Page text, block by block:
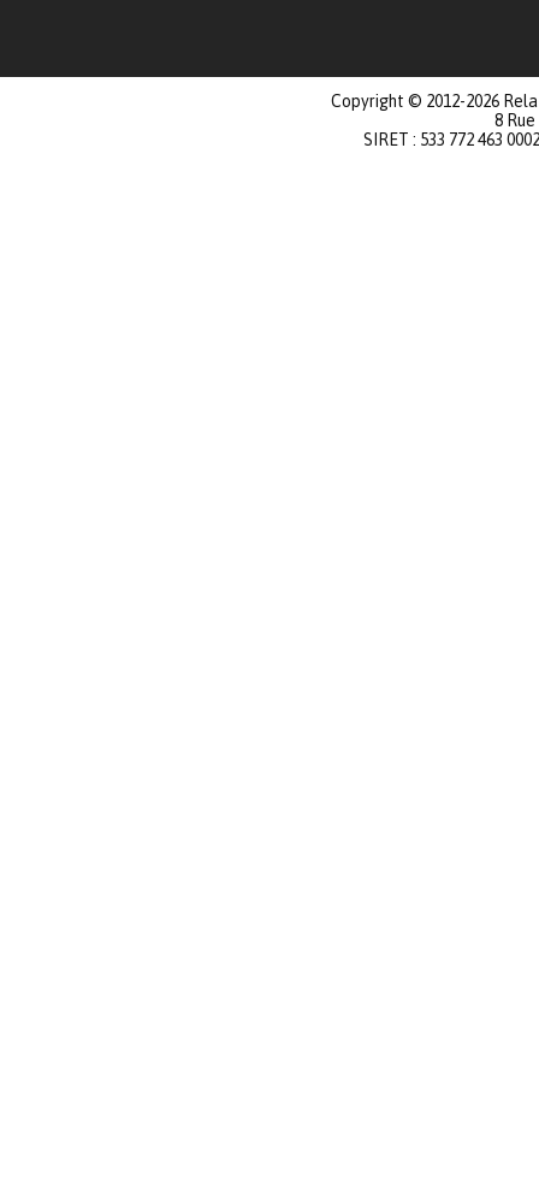
Copyright © 2012-2026
8
SIRET : 533 772 463